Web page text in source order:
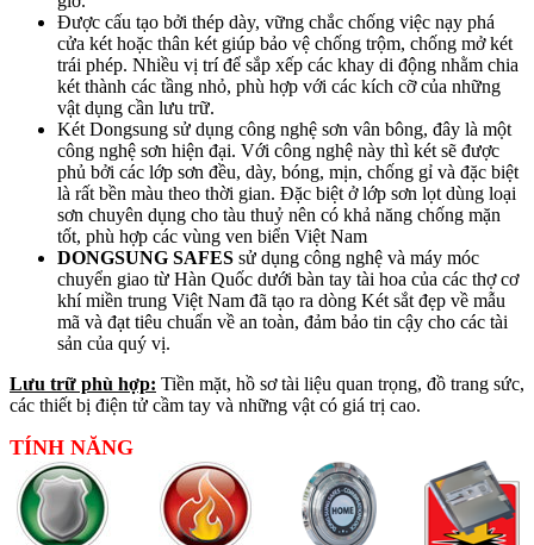
Được cấu tạo bởi thép dày, vững chắc chống việc nạy phá
cửa két hoặc thân két giúp bảo vệ chống trộm, chống mở két
trái phép. Nhiều vị trí để sắp xếp các khay di động nhằm chia
két thành các tầng nhỏ, phù hợp với các kích cỡ của những
vật dụng cần lưu trữ.
Két Dongsung sử dụng công nghệ sơn vân bông, đây là một
công nghệ sơn hiện đại. Với công nghệ này thì két sẽ được
phủ bởi các lớp sơn đều, dày, bóng, mịn, chống gỉ và đặc biệt
là rất bền màu theo thời gian. Đặc biệt ở lớp sơn lọt dùng loại
sơn chuyên dụng cho tàu thuỷ nên có khả năng chống mặn
tốt, phù hợp các vùng ven biển Việt Nam
DONGSUNG SAFES sử dụng công nghệ và máy móc
chuyển giao từ Hàn Quốc dưới bàn tay tài hoa của các thợ cơ
khí miền trung Việt Nam đã tạo ra dòng Két sắt đẹp về mẫu
mã và đạt tiêu chuẩn về an toàn, đảm bảo tin cậy cho các tài
sản của quý vị.
Lưu trữ phù hợp: Tiền mặt, hồ sơ tài liệu quan trọng, đồ trang sức,
các thiết bị điện tử cầm tay và những vật có giá trị cao.
TÍNH NĂNG